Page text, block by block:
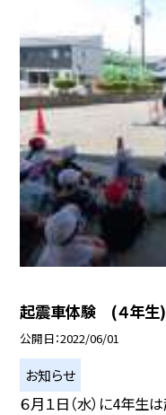
起震車体験 (４年生)
公開日 2022/06/01
お知らせ
６月１日（水）に4年生